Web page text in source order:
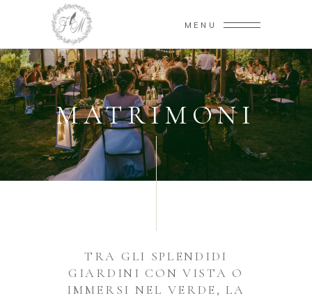
MENU
MATRIMONI
TRA GLI SPLENDIDI
GIARDINI CON VISTA O
IMMERSI NEL VERDE, LA